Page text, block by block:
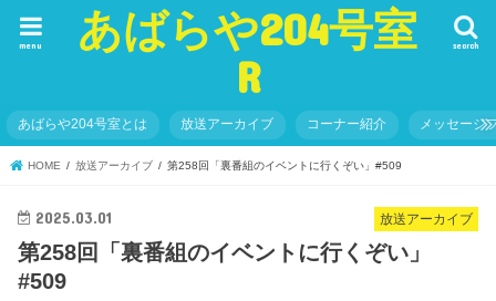
あばらや204号室
R
search
menu
あばらや204号室とは 放送アーカイブ コーナー紹介 メッセージ
HOME 放送アーカイブ 第258回「裏番組のイベントに行くぞい」#509
放送アーカイブ
2025.03.01
第258回「裏番組のイベントに行くぞい」
#509